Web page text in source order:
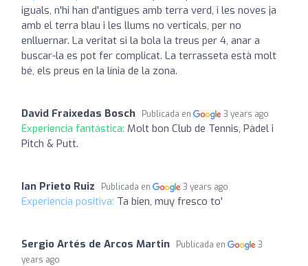
iguals, n'hi han d'antigues amb terra verd, i les noves ja
amb el terra blau i les llums no verticals, per no
enlluernar. La veritat si la bola la treus per 4, anar a
buscar-la es pot fer complicat. La terrasseta està molt
bé, els preus en la línia de la zona.
David Fraixedas Bosch Publicada en 3 years ago
Experiencia fantástica: Molt bon Club de Tennis, Pàdel i
Pitch & Putt.
Ian Prieto Ruiz Publicada en 3 years ago
Experiencia positiva: Ta bien, muy fresco to'
Sergio Artés de Arcos Martin Publicada en
3
years ago